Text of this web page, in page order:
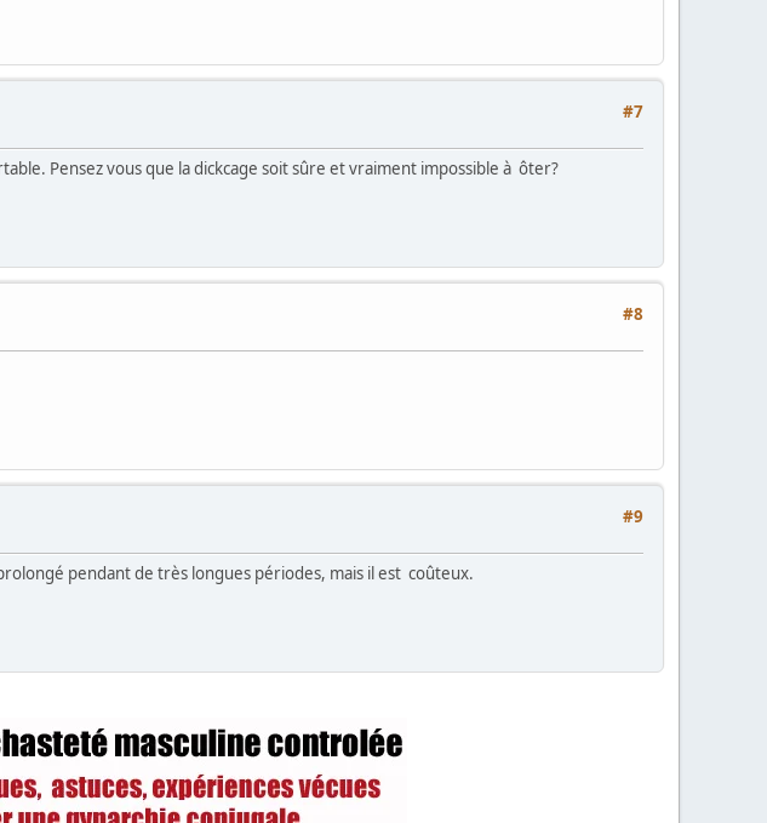
#7
Pensez vous que la dickcage soit sûre et vraiment impossible à ôter?
#8
#9
pendant de très longues périodes, mais il est coûteux.